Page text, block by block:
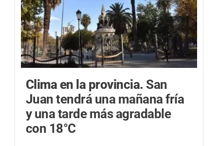
Clima en la provincia. San
Juan tendrá una mañana fría
y una tarde más agradable
con 18°C